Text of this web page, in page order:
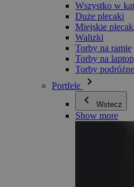
Wszystko w
Duże plecaki
Miejskie
Walizki
Torby na ramię
Torby na
Torby podróżne
Portfele
Wstecz
Show more